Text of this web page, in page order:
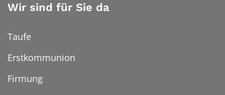
Wir sind für Sie da
Taufe
Erstkommunion
Firmung